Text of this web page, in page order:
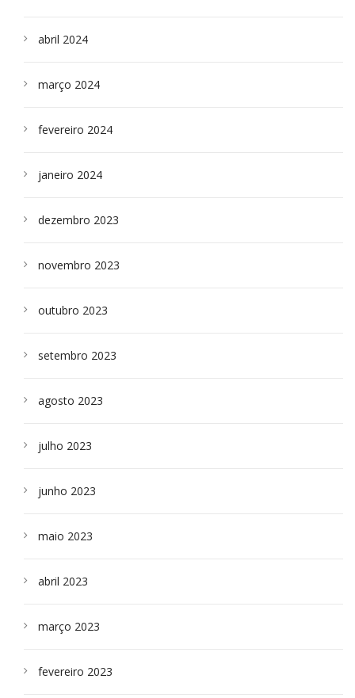
abril 2024
março 2024
fevereiro 2024
janeiro 2024
dezembro 2023
novembro 2023
outubro 2023
setembro 2023
agosto 2023
julho 2023
junho 2023
maio 2023
abril 2023
março 2023
fevereiro 2023